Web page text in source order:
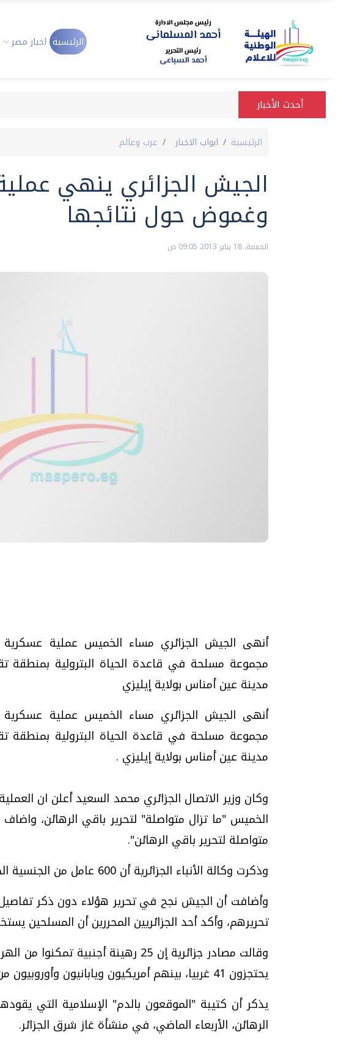
الرئيسية اخبار مصر
أحدث الأخبار
الرئيسية ابواب الاخبار عرب وعالم
الجيش الجزائري ينهي
وغموض حول نتائجها
الجمعة، 18 يناير 2013 09:05 ص
أنهى الجيش الجزائري مساء الخميس عملية عسكرية
مدينة عين أمناس بولاية إيليزي
أنهى الجيش الجزائري مساء الخميس عملية عسكرية
مدينة عين أمناس بولاية إيليزي .
وكان وزير الاتصال الجزائري محمد السعيد أعلن ان
الخميس "ما تزال متواصلة" لتحرير باقي الرهائن، واضاف
متواصلة لتحرير باقي الرهائن".
وذكرت وكالة الأنباء الجزائرية أن 600 عامل من الجنسية الجزائرية تم تحريرهم مساء الخميس.
وأضافت أن الجيش نجح في تحرير هؤلاء دون ذكر
تحريرهم، وأكد أحد الجزائريين المحررين أن المسلحين
يحتجزون 41 غربيا، بينهم أمريكيون ويابانيون وأوروبيون من جنسيات مختلفة.
يذكر أن كتيبة "الموقعون بالدم" الإسلامية التي
الرهائن، الأربعاء الماضي، في منشأة غاز شرق الجزائر.
فيديو.. الإعلام الرقمي.. تقنيات
وتحديات هائلة
موجات الطقس الساخنة.. لماذا تحدث وكيف